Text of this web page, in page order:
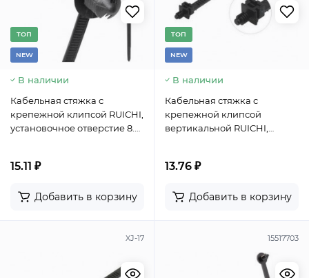
TОП
NEW
В наличии
Кабельная стяжка с
крепежной клипсой RUICHI,
установочное отверстие 8.5
15.11 ₽
Добавить в корзину
TОП
NEW
В наличии
Кабельная стяжка с
крепежной клипсой
вертикальной RUICHI,
PA66, цвет черный
13.76 ₽
Добавить в корзину
XJ-17 15517703